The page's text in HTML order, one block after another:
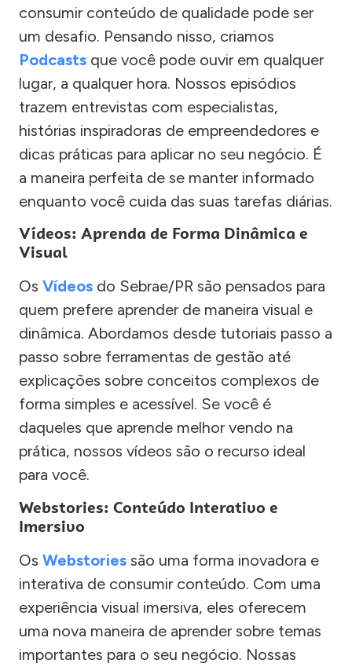
consumir conteúdo de qualidade pode ser
um desafio. Pensando nisso, criamos
Podcasts que você pode ouvir em qualquer
lugar, a qualquer hora. Nossos episódios
trazem entrevistas com especialistas,
histórias inspiradoras de empreendedores e
dicas práticas para aplicar no seu negócio. É
a maneira perfeita de se manter informado
enquanto você cuida das suas tarefas diárias.
Vídeos: Aprenda de Forma Dinâmica e
Visual
Os Vídeos do Sebrae/PR são pensados para
quem prefere aprender de maneira visual e
dinâmica. Abordamos desde tutoriais passo a
passo sobre ferramentas de gestão até
explicações sobre conceitos complexos de
forma simples e acessível. Se você é
daqueles que aprende melhor vendo na
prática, nossos vídeos são o recurso ideal
para você.
Webstories: Conteúdo Interativo e
Imersivo
Os Webstories são uma forma inovadora e
interativa de consumir conteúdo. Com uma
experiência visual imersiva, eles oferecem
uma nova maneira de aprender sobre temas
importantes para o seu negócio. Nossas